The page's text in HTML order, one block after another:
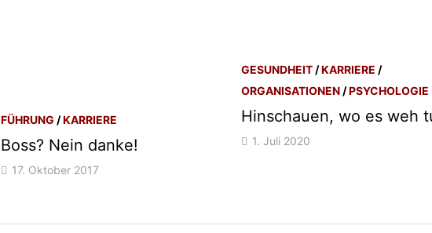
FÜHRUNG /KARRIERE
Boss? Nein danke!
17. Oktober 2017
GESUNDHEIT /KARRIERE /
ORGANISATIONEN /PSYCHOLOGIE
Hinschauen, wo es weh
1. Juli 2020